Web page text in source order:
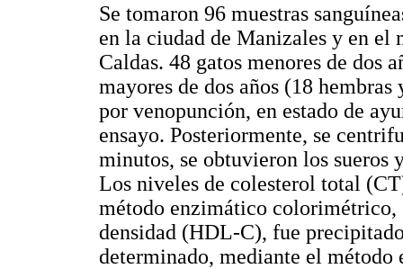
Se tomaron 96 muestras
en la ciudad de Manizales y en
Caldas. 48 gatos menores de dos
mayores de dos años (18
por venopunción, en estado de
ensayo. Posteriormente, se
minutos, se obtuvieron los sueros
Los niveles de colesterol total
método enzimático
densidad (HDL-C), fue
determinado, mediante el